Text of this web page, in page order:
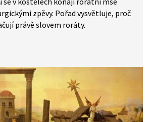
zpěvy. Pořad vysvětluje, proč
právě slovem roráty.